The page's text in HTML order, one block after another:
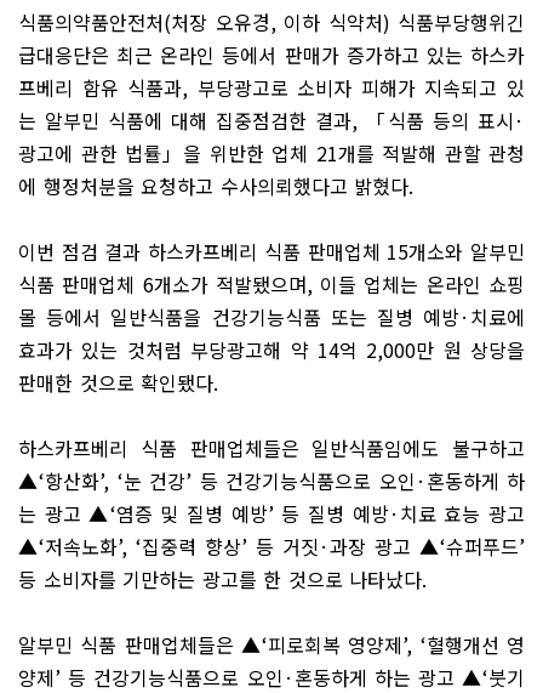
식품의약품안전처(처장 오유경, 이하 식약처) 식품부당행위긴
급대응단은 최근 온라인 등에서 판매가 증가하고 있는 하스카
프베리 함유 식품과, 부당광고로 소비자 피해가 지속되고 있
는 알부민 식품에 대해 집중점검한 결과, 「식품 등의 표시 ·
광고에 관한 법률」 을 위반한 업체 21개를 적발해 관할 관청
에 행정처분을 요청하고 수사의뢰했다고 밝혔다.
이번 점검 결과 하스카프베리 식품 판매업체 15개소와 알부민
식품 판매업체 6개소가 적발됐으며, 이들 업체는 온라인 쇼핑
몰 등에서 일반식품을 건강기능식품 또는 질병 예방· 치료에
효과가 있는 것처럼 부당광고해 약 14억 2,000만 원 상당을
판매한 것으로 확인됐다.
하스카프베리 식품 판매업체들은 일반식품임에도 불구하고
▲‘항산화’, ‘눈 건강’ 등 건강기능식품으로 오인 · 혼동하게 하
는 광고▲‘염증 및 질병 예방’등 질병 예방· 치료 효능 광고
▲‘저속노화’, ‘집중력 향상’ 등 거짓 ·과장 광고 ▲‘슈퍼푸드’
등 소비자를 기만하는 광고를 한 것으로 나타났다.
알부민 식품 판매업체들은▲‘피로회복 영양제’, ‘혈행개선 영
양제’등 건강기능식품으로 오인 · 혼동하게 하는 광고▲‘붓기